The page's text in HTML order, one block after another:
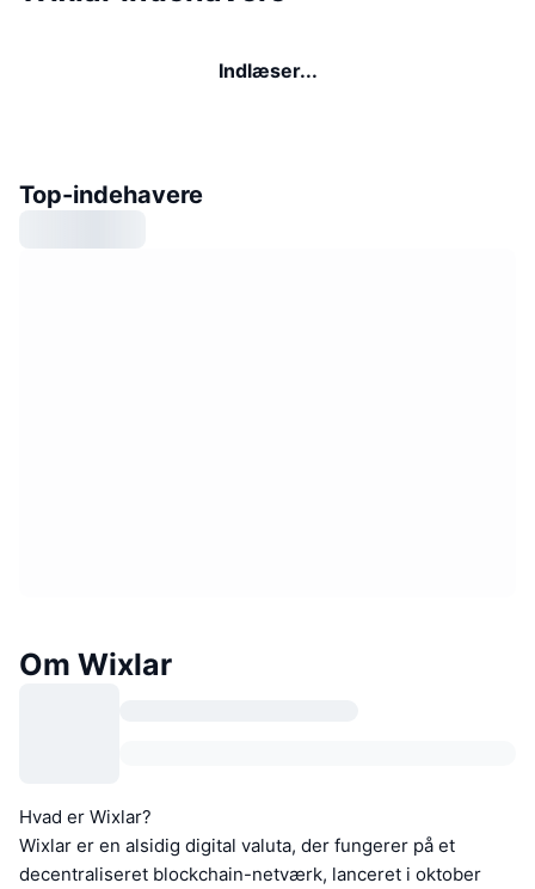
Indlæser...
Top-indehavere
Om Wixlar
Hvad er Wixlar?
Wixlar er en alsidig digital valuta, der fungerer på et
decentraliseret blockchain-netværk, lanceret i oktober